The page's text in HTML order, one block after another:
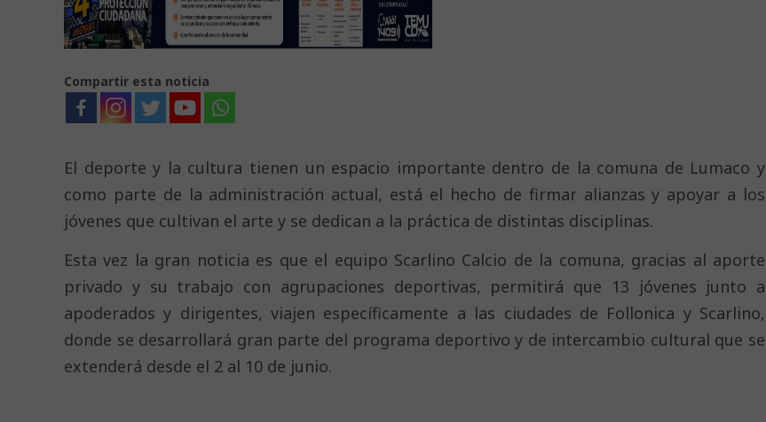
Compartir esta noticia
El deporte y la cultura tienen un espacio importante dentro de la comuna de Lumaco y
como parte de la administración actual, está el hecho de firmar alianzas y apoyar a los
jóvenes que cultivan el arte y se dedican a la práctica de distintas disciplinas.
Esta vez la gran noticia es que el equipo Scarlino Calcio de la comuna, gracias al aporte
privado y su trabajo con agrupaciones deportivas, permitirá que 13 jóvenes junto a
apoderados y dirigentes, viajen específicamente a las ciudades de Follonica y Scarlino,
donde se desarrollará gran parte del programa deportivo y de intercambio cultural que se
extenderá desde el 2 al 10 de junio.